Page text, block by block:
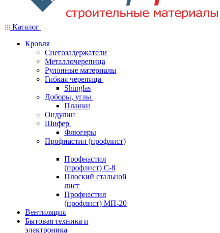
Каталог
Кровля
Снегозадержатели
Металлочерепица
Рулонные материалы
Гибкая черепица
Shinglas
Доборы, углы
Планки
Ондулин
Шифер
Флюгеры
Профнастил (профлист)
Профнастил
(профлист) С-8
Плоский стальной
лист
Профнастил
(профлист) МП-20
Вентиляция
Бытовая техника и
электроника